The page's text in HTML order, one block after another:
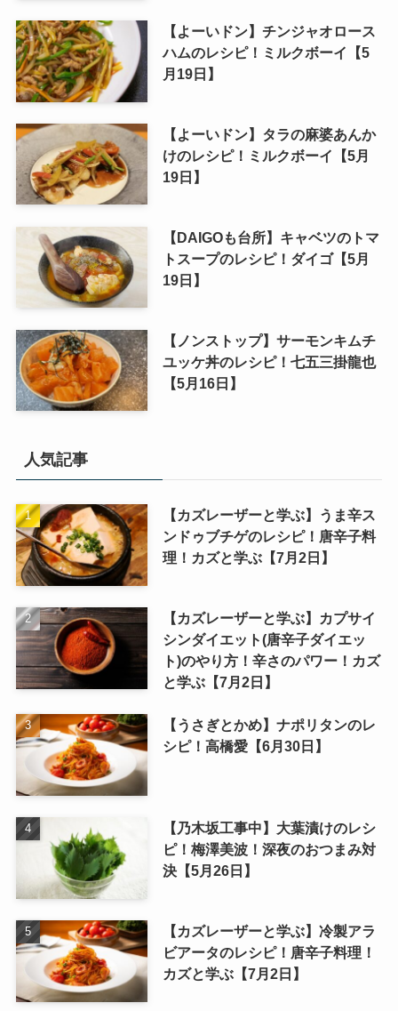
【よーいドン】チンジャオロース
ハムのレシピ！ミルクボーイ【5
月19日】
【よーいドン】タラの麻婆あんか
けのレシピ！ミルクボーイ【5月
19日】
【DAIGOも台所】キャベツのトマ
トスープのレシピ！ダイゴ【5月
19日】
【ノンストップ】サーモンキムチ
ユッケ丼のレシピ！七五三掛龍也
【5月16日】
人気記事
【カズレーザーと学ぶ】うま辛ス
ンドゥブチゲのレシピ！唐辛子料
理！カズと学ぶ【7月2日】
【カズレーザーと学ぶ】カプサイ
シンダイエット(唐辛子ダイエッ
ト)のやり方！辛さのパワー！カズ
と学ぶ【7月2日】
【うさぎとかめ】ナポリタンのレ
シピ！高橋愛【6月30日】
【乃木坂工事中】大葉漬けのレシ
ピ！梅澤美波！深夜のおつまみ対
決【5月26日】
【カズレーザーと学ぶ】冷製アラ
ビアータのレシピ！唐辛子料理！
カズと学ぶ【7月2日】